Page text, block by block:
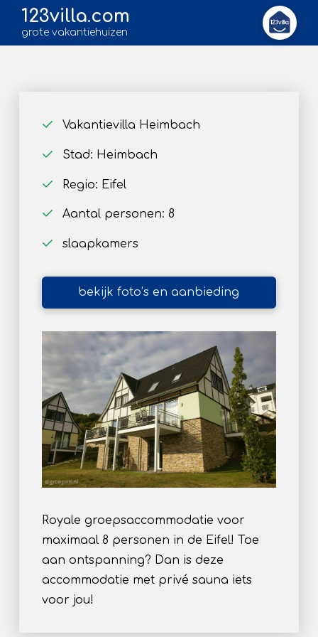
123villa.com
grote vakantiehuizen
Vakantievilla Heimbach
Stad: Heimbach
Regio: Eifel
Aantal personen: 8
slaapkamers
bekijk foto’s en aanbieding
Royale groepsaccommodatie voor
maximaal 8 personen in de Eifel! Toe
aan ontspanning? Dan is deze
accommodatie met privé sauna iets
voor jou!